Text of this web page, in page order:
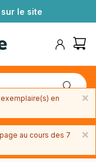
le site
en 4x sans frais
avec Paypal
×
en
×
au cours des 7